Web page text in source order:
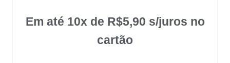
Em até 10x de R$5,90 s/juros no
cartão